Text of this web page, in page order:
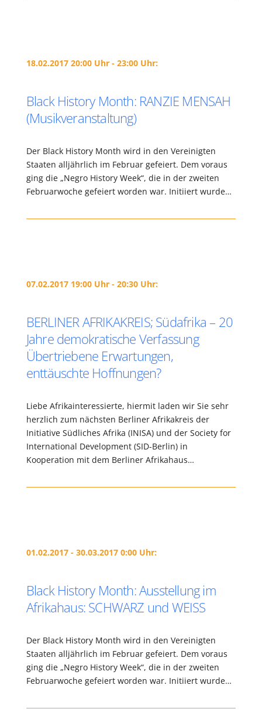
18.02.2017 20:00 Uhr - 23:00 Uhr:
Black History Month: RANZIE MENSAH
(Musikveranstaltung)
Der Black History Month wird in den Vereinigten
Staaten alljährlich im Februar gefeiert. Dem voraus
ging die „Negro History Week“, die in der zweiten
Februarwoche gefeiert worden war. Initiiert wurde…
07.02.2017 19:00 Uhr - 20:30 Uhr:
BERLINER AFRIKAKREIS; Südafrika – 20
Jahre demokratische Verfassung
Übertriebene Erwartungen,
enttäuschte Hoffnungen?
Liebe Afrikainteressierte, hiermit laden wir Sie sehr
herzlich zum nächsten Berliner Afrikakreis der
Initiative Südliches Afrika (INISA) und der Society for
International Development (SID-Berlin) in
Kooperation mit dem Berliner Afrikahaus…
01.02.2017 - 30.03.2017 0:00 Uhr:
Black History Month: Ausstellung im
Afrikahaus: SCHWARZ und WEISS
Der Black History Month wird in den Vereinigten
Staaten alljährlich im Februar gefeiert. Dem voraus
ging die „Negro History Week“, die in der zweiten
Februarwoche gefeiert worden war. Initiiert wurde…